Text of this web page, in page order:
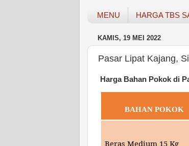
MENU HARGA TBS
KAMIS, 19 MEI 2022
Pasar Lipat Kajang,
Harga Bahan Pokok di
BAHAN POKOK
Beras Medium 15 Kg